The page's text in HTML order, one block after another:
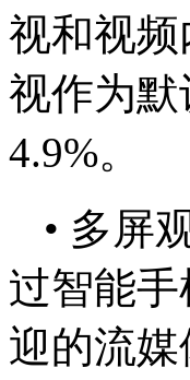
视和视
视作为
4.9%。
• 多屏
过智能
迎的流